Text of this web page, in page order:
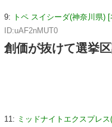
9: トペ スイシーダ(神奈川県) [
ID:uAF2nMUT0
創価が抜けて選挙
11: ミッドナイトエクスプレ